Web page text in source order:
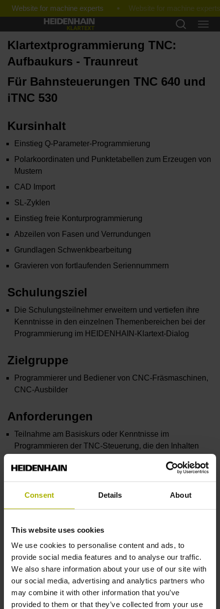
Consent Details About
This website uses cookies
We use cookies to personalise content and ads, to
provide social media features and to analyse our traffic.
We also share information about your use of our site with
our social media, advertising and analytics partners who
may combine it with other information that you’ve
provided to them or that they’ve collected from your use
Website for machine experts
Klartextprogrammierung TNC:
Aufbaukurs - Traunreut
Für Bahnsteuerungen TNC 640 und
iTNC 530
Kursinhalt
Einstieg Q-Parameter-Programmierung
Polarkoordinaten und Punktetabellen zum Erzeugen von
Mustern
CAD Import
SL-Zyklen
Einstieg freie Konturprogrammierung
Abzeilen von Fasen und Verrundungen
Grundlagen Schwenkbearbeitung
Gravieren von fortlaufenden Seriennummern
Schulungsziel
Die Schulungsteilnehmer erweitern und vertiefen ihre
Kenntnisse in den einzelnen Themenbereichen bei der
Programmierung im HEIDENHAIN-Klartext-Dialog
Zielgruppe
Programmierer und Bediener von CNC-Fräsmaschinen,
CNC-Ausbilder
Anforderungen
Teilnahme am Basiskurs oder Kenntnisse im
Programmieren der TNC-Steuerung, die den Inhalten
21.09.2026-25.09.2026
07.12.2026- 11.12.2026 9
Jetzt für diesen Kurs anmelden